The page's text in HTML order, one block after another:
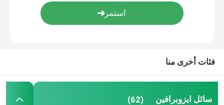
C13 16 إيزوبرافين
هيدروكربون ايزوبرافينيك
فئات أخرى منا
سائل ايزوبرافين (62)